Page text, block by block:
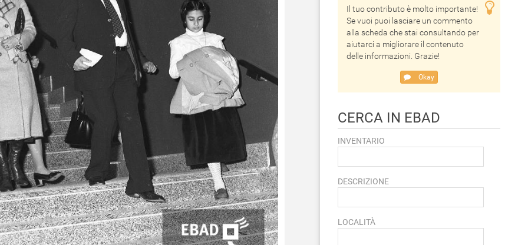
Il tuo contributo è molto importante!
Se vuoi puoi lasciare un commento
alla scheda che stai consultando per
aiutarci a migliorare il contenuto
delle informazioni. Grazie!
Okay
CERCA IN EBAD
INVENTARIO
DESCRIZIONE
LOCALITÀ